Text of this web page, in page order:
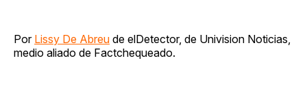
Por Lissy De Abreu de elDetector, de Univision Noticias,
medio aliado de Factchequeado.